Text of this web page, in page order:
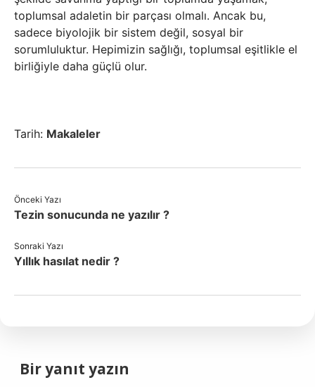
toplumsal adaletin bir parçası olmalı. Ancak bu,
sadece biyolojik bir sistem değil, sosyal bir
sorumluluktur. Hepimizin sağlığı, toplumsal eşitlikle el
birliğiyle daha güçlü olur.
Tarih: Makaleler
Önceki Yazı
Tezin sonucunda ne yazılır ?
Sonraki Yazı
Yıllık hasılat nedir ?
Bir yanıt yazın